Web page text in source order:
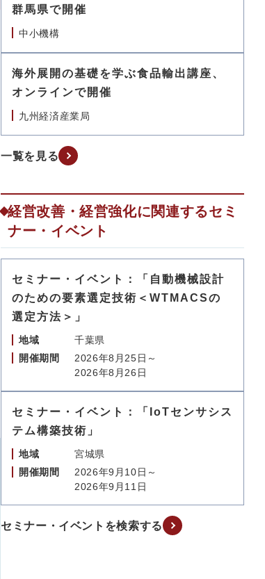
群馬県で開催
中小機構
海外展開の基礎を学ぶ食品輸出講座、
オンラインで開催
九州経済産業局
一覧を見る
経営改善・経営強化に関連するセミ
ナー・イベント
セミナー・イベント：「自動機械設計
のための要素選定技術＜WTMACSの
選定方法＞」
地域
千葉県
開催期間
2026年8月25日～
2026年8月26日
セミナー・イベント：「IoTセンサシス
テム構築技術」
地域
宮城県
開催期間
2026年9月10日～
2026年9月11日
セミナー・イベントを検索する